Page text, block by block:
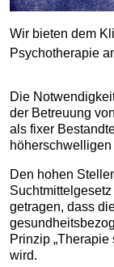
Wir bieten dem
Psychotherapie
Die
der Betreuung
als fixer
Den hohen
getragen, dass
Prinzip
wird.